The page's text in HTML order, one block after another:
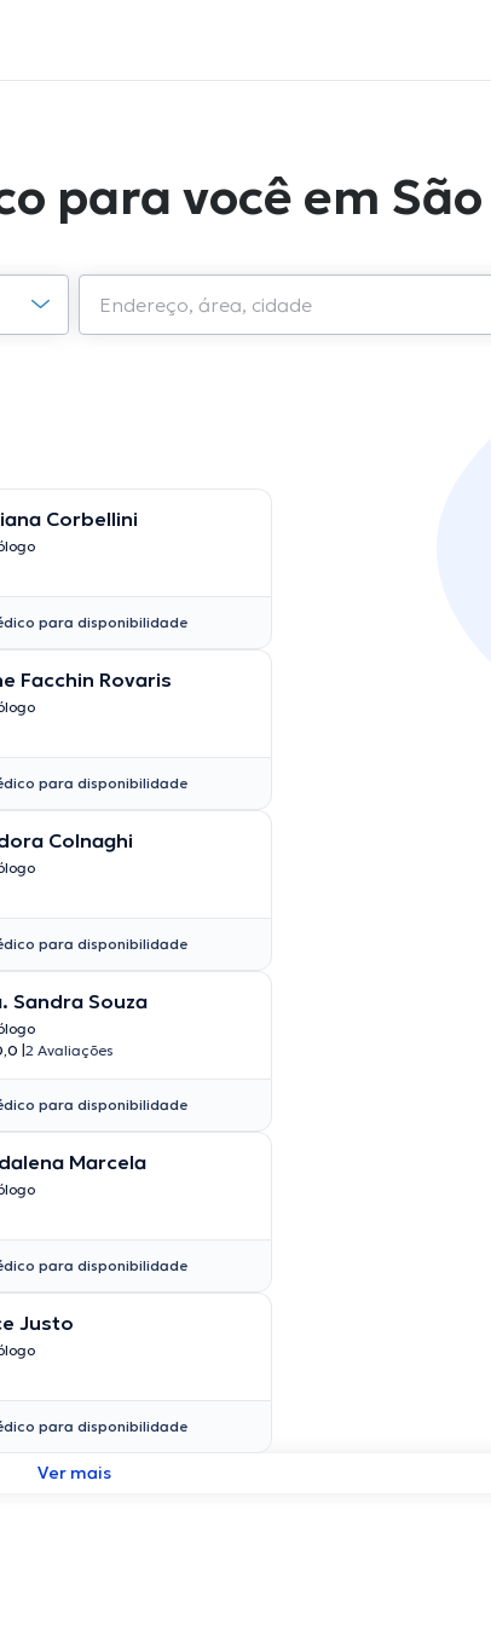
para você em
Corbellini
para disponibilidade
Facchin Rovaris
para disponibilidade
Colnaghi
para disponibilidade
Sandra Souza
2 Avaliações
para disponibilidade
Marcela
para disponibilidade
Justo
para disponibilidade
Ver mais